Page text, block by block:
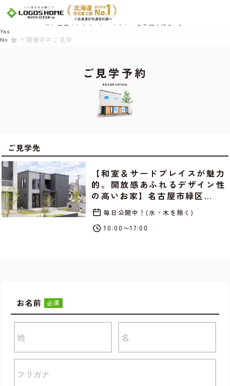
開催中のご見学
ご見学予約
RESERVATION
ご見学先
【和室＆サードプレイスが魅力
的。開放感あふれるデザイン性
の高いお家】名古屋市緑区…
毎日公開中！(水・木を除く)
10:00〜17:00
お名前 必須
Cookie を使用して、お客様の活動を追跡してもよろしいですか? 当社ではお客様の
プライバシーを極めて重視しています。詳細について、およびご質問がある場合
は、当社のプライバシーポリシーをご覧ください。
Yes
No